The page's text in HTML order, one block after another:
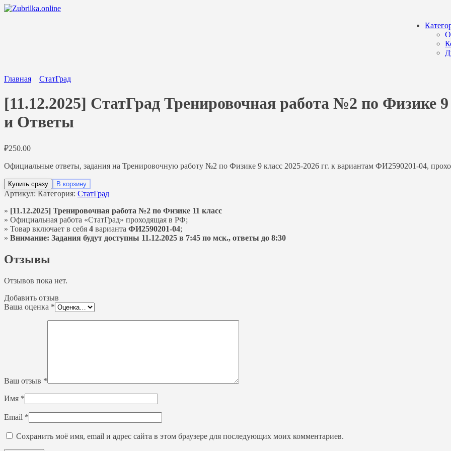
Перейти
Главная СтатГрад
[11.12.2025] СтатГрад Тренировочная работа №2 по Физике
и Ответы
₽250.00
Официальные ответы, задания на Тренировочную работу №2 по Физике 9 класс 2025-2026 гг. к вариантам ФИ2590201-04,
Купить сразу В корзину
Артикул: Категория: СтатГрад
» [11.12.2025] Тренировочная работа №2 по Физике 11 класс
» Официальная работа «СтатГрад» проходящая в РФ;
» Товар включает в себя 4 варианта ФИ2590201-04;
» Внимание: Задания будут доступны 11.12.2025 в 7:45 по мск., ответы до 8:30
Отзывы
Отзывов пока нет.
Добавить отзыв
Ваша оценка *
Ваш отзыв *
Имя *
Email *
Сохранить моё имя, email и адрес сайта в этом браузере для последующих моих комментариев.